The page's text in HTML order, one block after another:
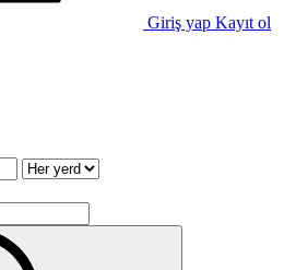
Giriş yap Kayıt ol